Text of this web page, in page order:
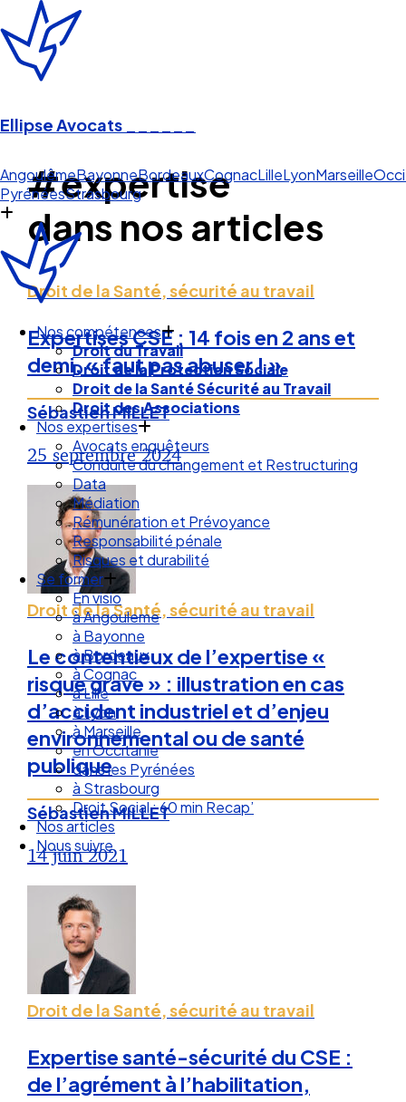
Ellipse Avocats
Pau Py
AngoulêmeBayonneBordeauxCognac
Pyrénées
Nos compétences
Droit du Travail
Droit de la Protection Sociale
Droit de la Santé Sécurité au Travail
Droit des Associations
Nos expertises
Avocats enquêteurs
Conduite du changement et Restructuring
Data
Médiation
Rémunération et Prévoyance
Responsabilité pénale
Risques et durabilité
Se former
En visio
à Angouleme
à Bayonne
à Bordeaux
à Cognac
à Lille
à Lyon
à Marseille
en Occitanie
dans les Pyrénées
à Strasbourg
Droit Social : 60 min Recap’
Nos articles
Nous suivre
#expertise
dans nos articles
Droit de la Santé, sécurité au travail
Expertises CSE : 14 fois en 2 ans et
demi, « faut pas abuser ! »
Sébastien MILLET
25 septembre 2024
Droit de la Santé, sécurité au travail
Le contentieux de l’expertise «
risque grave » : illustration en cas
d’accident industriel et d’enjeu
environnemental ou de santé
publique
Sébastien MILLET
14 juin 2021
Droit de la Santé, sécurité au travail
Expertise santé-sécurité du CSE :
de l’agrément à l’habilitation,